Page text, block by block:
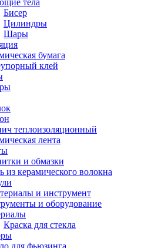
тела
Бисер
Цилиндры
Шары
бумага
клей
теплоизоляционный
лента
и обмазки
из керамического волокна
и инструмент
и оборудование
Краска для стекла
для фьюзинга